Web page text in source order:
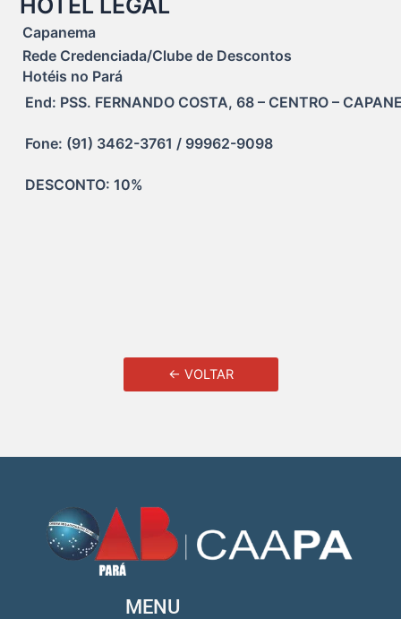
HOTEL LEGAL
Capanema
Rede Credenciada/Clube de Descontos
Hotéis no Pará
End: PSS. FERNANDO COSTA, 68 – CENTRO –
Fone: (91) 3462-3761 / 99962-9098
DESCONTO: 10%
← VOLTAR
MENU